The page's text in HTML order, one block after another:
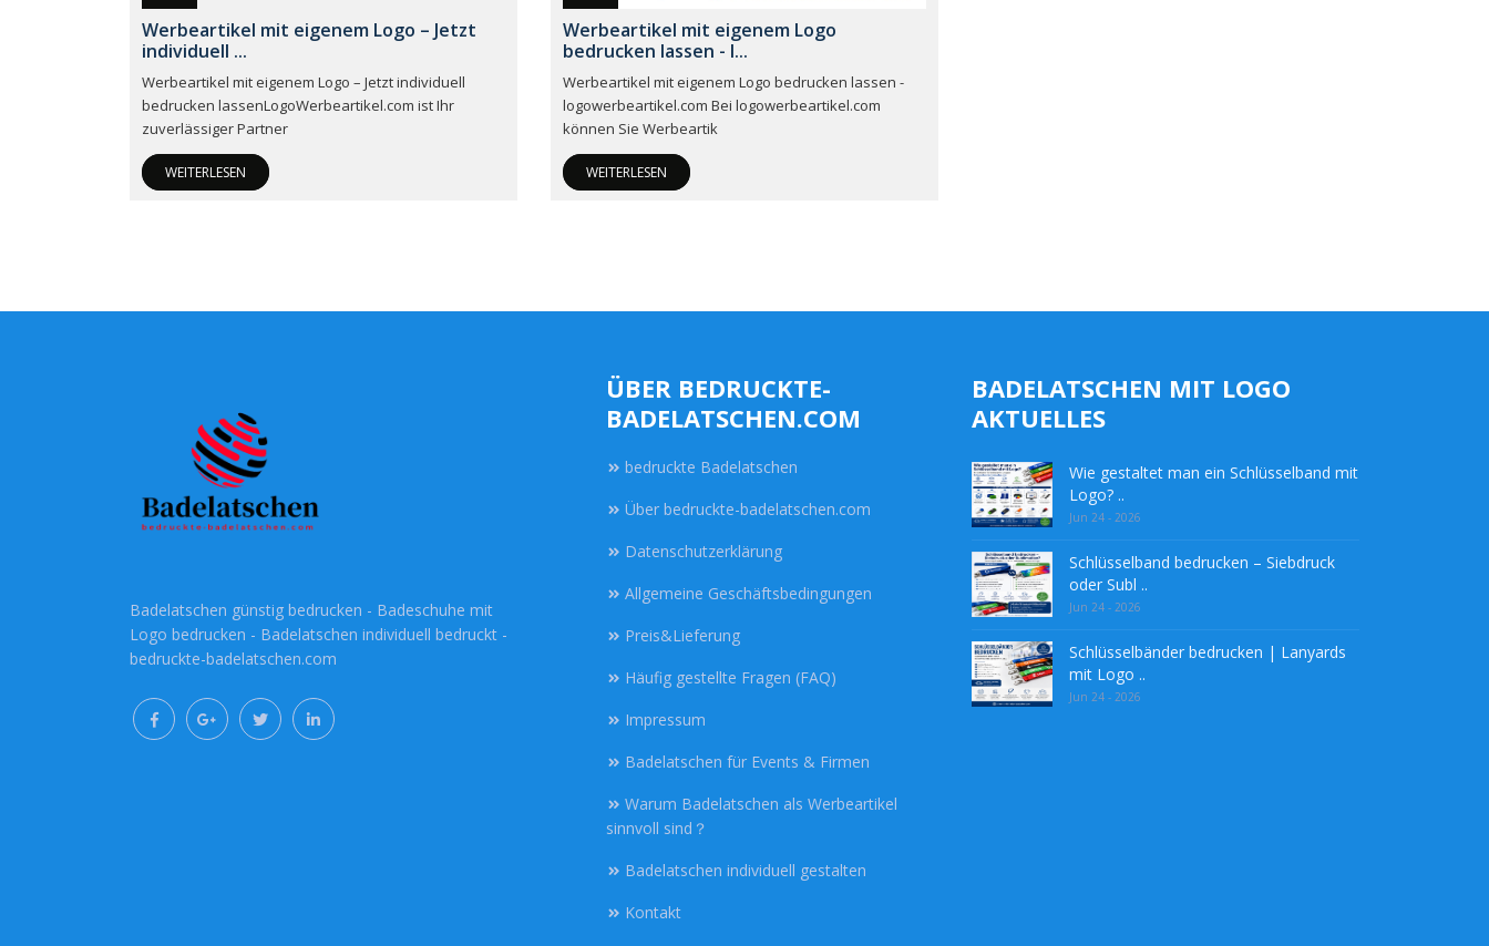
Werbeartikel mit eigenem Logo – Jetzt
individuell ...
Werbeartikel mit eigenem Logo – Jetzt individuell
bedrucken lassenLogoWerbeartikel.com ist Ihr
zuverlässiger Partner
WEITERLESEN
Werbeartikel mit eigenem Logo
bedrucken lassen - l...
Werbeartikel mit eigenem Logo bedrucken lassen -
logowerbeartikel.com Bei logowerbeartikel.com
können Sie Werbeartik
WEITERLESEN
Badelatschen günstig bedrucken - Badeschuhe mit
Logo bedrucken - Badelatschen individuell bedruckt -
bedruckte-badelatschen.com
ÜBER BEDRUCKTE-
BADELATSCHEN.COM
bedruckte Badelatschen
Über bedruckte-badelatschen.com
Datenschutzerklärung
Allgemeine Geschäftsbedingungen
Preis&Lieferung
Häufig gestellte Fragen (FAQ)
Impressum
Badelatschen für Events & Firmen
Warum Badelatschen als Werbeartikel
sinnvoll sind？
Badelatschen individuell gestalten
Kontakt
BADELATSCHEN MIT LOGO
AKTUELLES
Wie gestaltet man ein Schlüsselband mit
Logo? ..
Jun 24 - 2026
Schlüsselband bedrucken – Siebdruck
oder Subl ..
Jun 24 - 2026
Schlüsselbänder bedrucken | Lanyards
mit Logo ..
Jun 24 - 2026